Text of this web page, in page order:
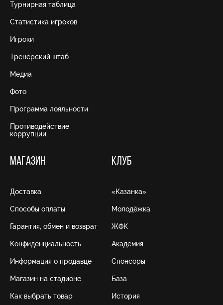
Турнирная таблица
Статистика игроков
Игроки
Тренерский штаб
Медиа
Фото
Программа лояльности
Противодействие
коррупции
МАГАЗИН
Доставка
Способы оплаты
Гарантия, обмен и возврат
Конфиденциальность
Информация о продавце
Магазин на стадионе
Как выбрать товар
КЛУБ
«Казанка»
Молодёжка
ЖФК
Академия
Спонсоры
База
История